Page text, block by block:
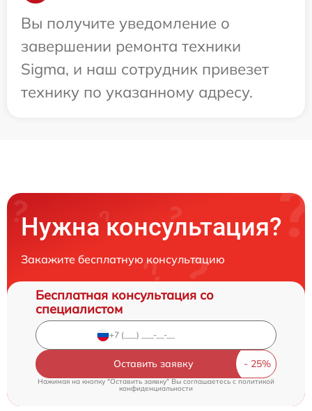
Вы получите уведомление о
завершении ремонта техники
Sigma, и наш сотрудник привезет
технику по указанному адресу.
Нужна консультация?
Закажите бесплатную консультацию
Бесплатная консультация со
специалистом
Оставить заявку
Нажимая на кнопку "Оставить заявку" Вы соглашаетесь cполитикой
конфиденциальности